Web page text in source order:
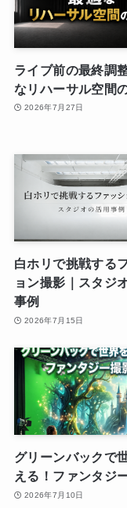
ライブ前の最終調
なリハーサル空間
2026年7月27日
白ホリで挑戦する
ョン撮影｜スタジ
事例
2026年7月15日
グリーンバックで
える！ファンタジ
2026年7月10日